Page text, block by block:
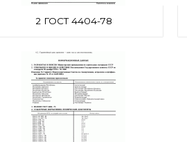
2 ГОСТ 4404-78